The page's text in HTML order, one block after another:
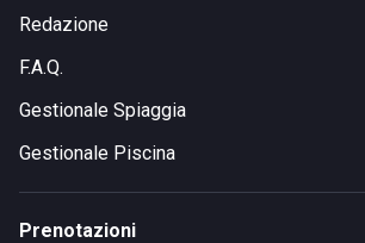
Redazione
F.A.Q.
Gestionale Spiaggia
Gestionale Piscina
Prenotazioni